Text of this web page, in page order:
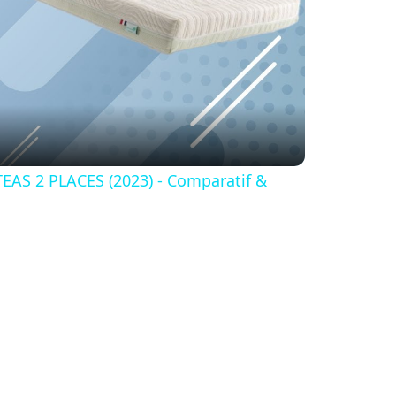
2 PLACES (2023) - Comparatif &